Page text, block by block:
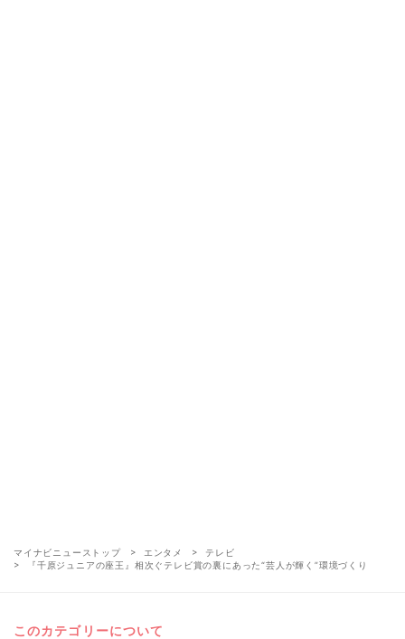
マイナビニューストップ エンタメ
テレビ
『千原ジュニアの座王』相次ぐテレビ賞の裏にあった“芸人が輝く”環境づくり
このカテゴリーについて